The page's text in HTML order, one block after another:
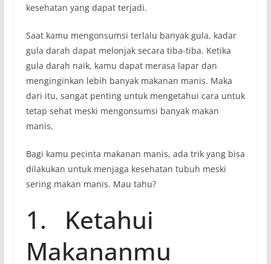
kesehatan yang dapat terjadi.
Saat kamu mengonsumsi terlalu banyak gula, kadar
gula darah dapat melonjak secara tiba-tiba. Ketika
gula darah naik, kamu dapat merasa lapar dan
menginginkan lebih banyak makanan manis. Maka
dari itu, sangat penting untuk mengetahui cara untuk
tetap sehat meski mengonsumsi banyak makan
manis.
Bagi kamu pecinta makanan manis, ada trik yang bisa
dilakukan untuk menjaga kesehatan tubuh meski
sering makan manis. Mau tahu?
1. Ketahui
Makananmu